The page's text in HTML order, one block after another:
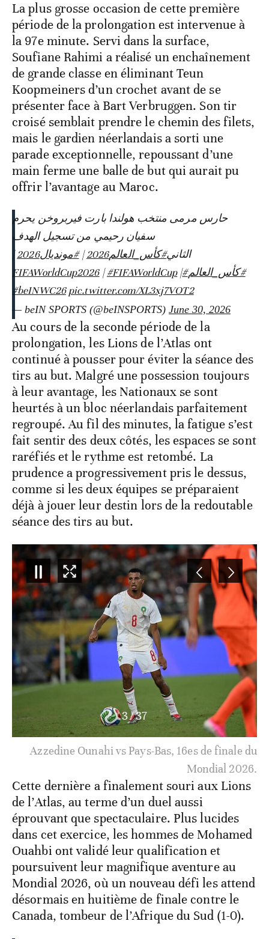
La plus grosse occasion de cette première
période de la prolongation est intervenue à
la 97e minute. Servi dans la surface,
Soufiane Rahimi a réalisé un enchaînement
de grande classe en éliminant Teun
Koopmeiners d’un crochet avant de se
présenter face à Bart Verbruggen. Son tir
croisé semblait prendre le chemin des filets,
mais le gardien néerlandais a sorti une
parade exceptionnelle, repoussant d’une
main ferme une balle de but qui aurait pu
offrir l’avantage au Maroc.
حارس مرمى منتخب هولندا بارت فيربروخن يحرم
سفيان رحيمي من تسجيل الهدف
الثاني#كأس_العالم2026 |#مونديال2026
|
#كأس_العالم#FIFAWorldCup2026
|#FIFAWorldCup|
#beINWC26 pic.twitter.com/XL3xj7VOT2
— beIN SPORTS (@beINSPORTS) June 30, 2026
Au cours de la seconde période de la
prolongation, les Lions de l’Atlas ont
continué à pousser pour éviter la séance des
tirs au but. Malgré une possession toujours
à leur avantage, les Nationaux se sont
heurtés à un bloc néerlandais parfaitement
regroupé. Au fil des minutes, la fatigue s’est
fait sentir des deux côtés, les espaces se sont
raréfiés et le rythme est retombé. La
prudence a progressivement pris le dessus,
comme si les deux équipes se préparaient
déjà à jouer leur destin lors de la redoutable
séance des tirs au but.
3/37
Azzedine Ounahi vs Pays-Bas, 16es de finale du
Mondial 2026.
Cette dernière a finalement souri aux Lions
de l’Atlas, au terme d’un duel aussi
éprouvant que spectaculaire. Plus lucides
dans cet exercice, les hommes de Mohamed
Ouahbi ont validé leur qualification et
poursuivent leur magnifique aventure au
Mondial 2026, où un nouveau défi les attend
désormais en huitième de finale contre le
Canada, tombeur de l’Afrique du Sud (1-0).